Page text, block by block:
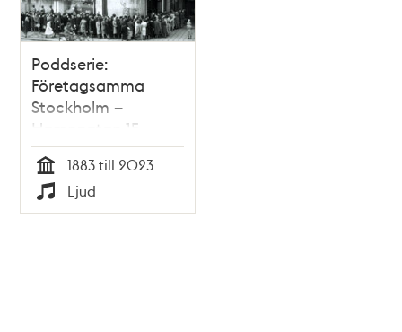
Poddserie:
Företagsamma
Stockholm –
Hamngatan 15,
MEA
Tid
1883 till 2023
Typ
Ljud